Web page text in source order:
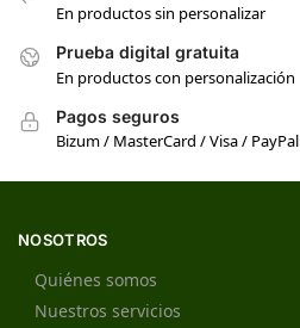
En productos sin personalizar
Prueba digital gratuita
En productos con personalización
Pagos seguros
Bizum / MasterCard / Visa / PayPal
NOSOTROS
Quiénes somos
Nuestros servicios